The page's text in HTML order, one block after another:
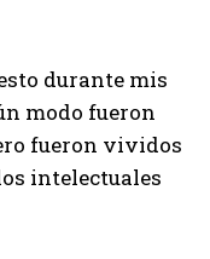
durante mis
modo fueron
fueron vividos
intelectuales